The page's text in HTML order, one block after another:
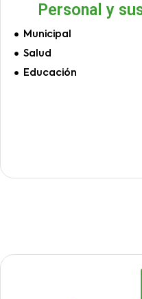
Personal y
Municipal
Salud
Educación